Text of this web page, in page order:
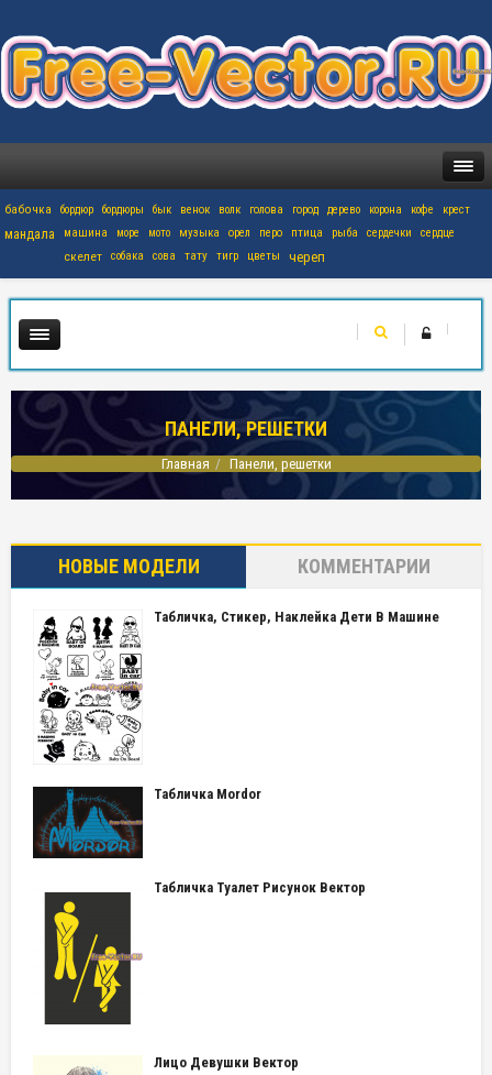
бабочка бордюр бордюры бык венок волк голова город дерево корона кофе крест
мандала машина море мото музыка орел перо птица рыба сердечки сердце
скелет собака сова тату тигр цветы череп
ПАНЕЛИ, РЕШЕТКИ
Главная Панели, решетки
НОВЫЕ МОДЕЛИ КОММЕНТАРИИ
Табличка, Стикер, Наклейка Дети В Машине
Табличка Mordor
Табличка Туалет Рисунок Вектор
Лицо Девушки Вектор